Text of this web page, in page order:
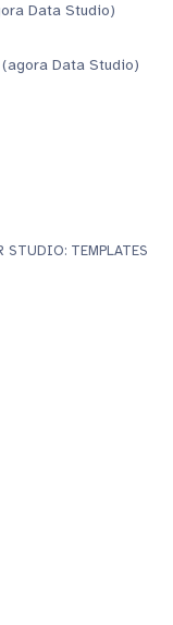
Data Studio)
Data Studio)
STUDIO: TEMPLATES